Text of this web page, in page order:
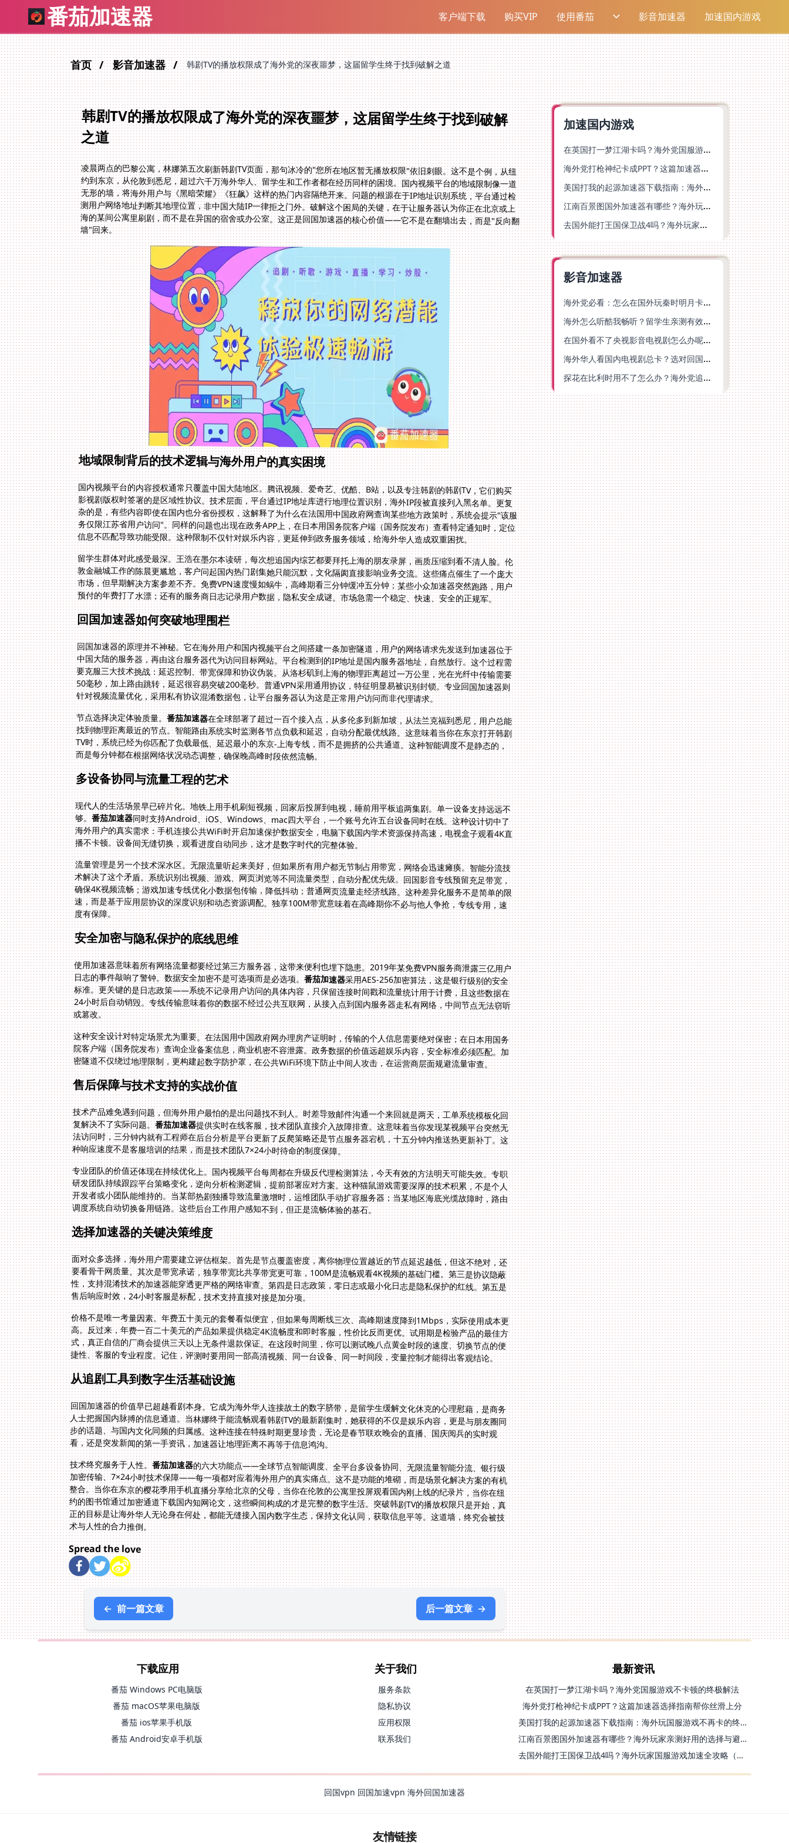
番茄加速器 客户端下载 购买VIP 使用番茄 影音加速器 加速国内游戏
首页 影音加速器 韩剧TV的播放权限成了海外党的深夜噩梦，这届留学生终于找到破解之道
韩剧TV的播放权限成了海外党的深夜噩梦，这届留学生终于找到破解
之道
凌晨两点的巴黎公寓，林娜第五次刷新韩剧TV页面，那句冰冷的"您所在地区暂无播放权限"依旧刺眼。这不是个例，从纽
约到东京，从伦敦到悉尼，超过六千万海外华人、留学生和工作者都在经历同样的困境。国内视频平台的地域限制像一道
无形的墙，将海外用户与《黑暗荣耀》《狂飙》这样的热门内容隔绝开来。问题的根源在于IP地址识别系统，平台通过检
测用户网络地址判断其地理位置，非中国大陆IP一律拒之门外。破解这个困局的关键，在于让服务器认为你正在北京或上
海的某间公寓里刷剧，而不是在异国的宿舍或办公室。这正是回国加速器的核心价值——它不是在翻墙出去，而是"反向翻
墙"回来。
地域限制背后的技术逻辑与海外用户的真实困境
国内视频平台的内容授权通常只覆盖中国大陆地区。腾讯视频、爱奇艺、优酷、B站，以及专注韩剧的韩剧TV，它们购买
影视剧版权时签署的是区域性协议。技术层面，平台通过IP地址库进行地理位置识别，海外IP段被直接列入黑名单。更复
杂的是，有些内容即使在国内也分省份授权，这解释了为什么在法国用中国政府网查询某些地方政策时，系统会提示"该服
务仅限江苏省用户访问"。同样的问题也出现在政务APP上，在日本用国务院客户端（国务院发布）查看特定通知时，定位
信息不匹配导致功能受限。这种限制不仅针对娱乐内容，更延伸到政务服务领域，给海外华人造成双重困扰。
留学生群体对此感受最深。王浩在墨尔本读研，每次想追国内综艺都要拜托上海的朋友录屏，画质压缩到看不清人脸。伦
敦金融城工作的陈晨更尴尬，客户问起国内热门剧集她只能沉默，文化隔阂直接影响业务交流。这些痛点催生了一个庞大
市场，但早期解决方案参差不齐。免费VPN速度慢如蜗牛，高峰期看三分钟缓冲五分钟；某些小众加速器突然跑路，用户
预付的年费打了水漂；还有的服务商日志记录用户数据，隐私安全成谜。市场急需一个稳定、快速、安全的正规军。
回国加速器如何突破地理围栏
回国加速器的原理并不神秘。它在海外用户和国内视频平台之间搭建一条加密隧道，用户的网络请求先发送到加速器位于
中国大陆的服务器，再由这台服务器代为访问目标网站。平台检测到的IP地址是国内服务器地址，自然放行。这个过程需
要克服三大技术挑战：延迟控制、带宽保障和协议伪装。从洛杉矶到上海的物理距离超过一万公里，光在光纤中传输需要
50毫秒，加上路由跳转，延迟很容易突破200毫秒。普通VPN采用通用协议，特征明显易被识别封锁。专业回国加速器则
针对视频流量优化，采用私有协议混淆数据包，让平台服务器认为这是正常用户访问而非代理请求。
节点选择决定体验质量。番茄加速器在全球部署了超过一百个接入点，从多伦多到新加坡，从法兰克福到悉尼，用户总能
找到物理距离最近的节点。智能路由系统实时监测各节点负载和延迟，自动分配最优线路。这意味着当你在东京打开韩剧
TV时，系统已经为你匹配了负载最低、延迟最小的东京-上海专线，而不是拥挤的公共通道。这种智能调度不是静态的，
而是每分钟都在根据网络状况动态调整，确保晚高峰时段依然流畅。
多设备协同与流量工程的艺术
现代人的生活场景早已碎片化。地铁上用手机刷短视频，回家后投屏到电视，睡前用平板追两集剧。单一设备支持远远不
够。番茄加速器同时支持Android、iOS、Windows、mac四大平台，一个账号允许五台设备同时在线。这种设计切中了
海外用户的真实需求：手机连接公共WiFi时开启加速保护数据安全，电脑下载国内学术资源保持高速，电视盒子观看4K直
播不卡顿。设备间无缝切换，观看进度自动同步，这才是数字时代的完整体验。
流量管理是另一个技术深水区。无限流量听起来美好，但如果所有用户都无节制占用带宽，网络会迅速瘫痪。智能分流技
术解决了这个矛盾。系统识别出视频、游戏、网页浏览等不同流量类型，自动分配优先级。回国影音专线预留充足带宽，
确保4K视频流畅；游戏加速专线优化小数据包传输，降低抖动；普通网页流量走经济线路。这种差异化服务不是简单的限
速，而是基于应用层协议的深度识别和动态资源调配。独享100M带宽意味着在高峰期你不必与他人争抢，专线专用，速
度有保障。
安全加密与隐私保护的底线思维
使用加速器意味着所有网络流量都要经过第三方服务器，这带来便利也埋下隐患。2019年某免费VPN服务商泄露三亿用户
日志的事件敲响了警钟。数据安全加密不是可选项而是必选项。番茄加速器采用AES-256加密算法，这是银行级别的安全
标准。更关键的是日志政策——系统不记录用户访问的具体内容，只保留连接时间戳和流量统计用于计费，且这些数据在
24小时后自动销毁。专线传输意味着你的数据不经过公共互联网，从接入点到国内服务器走私有网络，中间节点无法窃听
或篡改。
这种安全设计对特定场景尤为重要。在法国用中国政府网办理房产证明时，传输的个人信息需要绝对保密；在日本用国务
院客户端（国务院发布）查询企业备案信息，商业机密不容泄露。政务数据的价值远超娱乐内容，安全标准必须匹配。加
密隧道不仅绕过地理限制，更构建起数字防护罩，在公共WiFi环境下防止中间人攻击，在运营商层面规避流量审查。
售后保障与技术支持的实战价值
技术产品难免遇到问题，但海外用户最怕的是出问题找不到人。时差导致邮件沟通一个来回就是两天，工单系统模板化回
复解决不了实际问题。番茄加速器提供实时在线客服，技术团队直接介入故障排查。这意味着当你发现某视频平台突然无
法访问时，三分钟内就有工程师在后台分析是平台更新了反爬策略还是节点服务器宕机，十五分钟内推送热更新补丁。这
种响应速度不是客服培训的结果，而是技术团队7×24小时待命的制度保障。
专业团队的价值还体现在持续优化上。国内视频平台每周都在升级反代理检测算法，今天有效的方法明天可能失效。专职
研发团队持续跟踪平台策略变化，逆向分析检测逻辑，提前部署应对方案。这种猫鼠游戏需要深厚的技术积累，不是个人
开发者或小团队能维持的。当某部热剧独播导致流量激增时，运维团队手动扩容服务器；当某地区海底光缆故障时，路由
调度系统自动切换备用链路。这些后台工作用户感知不到，但正是流畅体验的基石。
选择加速器的关键决策维度
面对众多选择，海外用户需要建立评估框架。首先是节点覆盖密度，离你物理位置越近的节点延迟越低，但这不绝对，还
要看骨干网质量。其次是带宽承诺，独享带宽比共享带宽更可靠，100M是流畅观看4K视频的基础门槛。第三是协议隐蔽
性，支持混淆技术的加速器能穿透更严格的网络审查。第四是日志政策，零日志或最小化日志是隐私保护的红线。第五是
售后响应时效，24小时客服是标配，技术支持直接对接是加分项。
价格不是唯一考量因素。年费五十美元的套餐看似便宜，但如果每周断线三次、高峰期速度降到1Mbps，实际使用成本更
高。反过来，年费一百二十美元的产品如果提供稳定4K流畅度和即时客服，性价比反而更优。试用期是检验产品的最佳方
式，真正自信的厂商会提供三天以上无条件退款保证。在这段时间里，你可以测试晚八点黄金时段的速度、切换节点的便
捷性、客服的专业程度。记住，评测时要用同一部高清视频、同一台设备、同一时间段，变量控制才能得出客观结论。
从追剧工具到数字生活基础设施
回国加速器的价值早已超越看剧本身。它成为海外华人连接故土的数字脐带，是留学生缓解文化休克的心理慰藉，是商务
人士把握国内脉搏的信息通道。当林娜终于能流畅观看韩剧TV的最新剧集时，她获得的不仅是娱乐内容，更是与朋友圈同
步的话题、与国内文化同频的归属感。这种连接在特殊时期更显珍贵，无论是春节联欢晚会的直播、国庆阅兵的实时观
看，还是突发新闻的第一手资讯，加速器让地理距离不再等于信息鸿沟。
技术终究服务于人性。番茄加速器的六大功能点——全球节点智能调度、全平台多设备协同、无限流量智能分流、银行级
加密传输、7×24小时技术保障——每一项都对应着海外用户的真实痛点。这不是功能的堆砌，而是场景化解决方案的有机
整合。当你在东京的樱花季用手机直播分享给北京的父母，当你在伦敦的公寓里投屏观看国内刚上线的纪录片，当你在纽
约的图书馆通过加密通道下载国内知网论文，这些瞬间构成的才是完整的数字生活。突破韩剧TV的播放权限只是开始，真
正的目标是让海外华人无论身在何处，都能无缝接入国内数字生态，保持文化认同，获取信息平等。这道墙，终究会被技
术与人性的合力推倒。
Spread the love
← 前一篇文章 后一篇文章 →
加速国内游戏
在英国打一梦江湖卡吗？海外党国服游戏不卡顿的终极解法
海外党打枪神纪卡成PPT？这篇加速器选择指南帮你丝滑上分
美国打我的起源加速器下载指南：海外玩国服游戏不再卡的终极方案
江南百景图国外加速器有哪些？海外玩家亲测好用的选择与避坑指南
去国外能打王国保卫战4吗？海外玩家国服游戏加速全攻略（附公主连结幻想江湖实测）
影音加速器
海外党必看：怎么在国外玩秦时明月卡牌版？附豆瓣EZCast地区限制破解法
海外怎么听酷我畅听？留学生亲测有效的华语内容解锁指南
在国外看不了央视影音电视剧怎么办呢？海外党亲测有效的回国加速方案
海外华人看国内电视剧总卡？选对回国加速器，还能解决菲律宾打不开反诈中心的问题
探花在比利时用不了怎么办？海外党追剧办事全攻略，选对加速器就够了
下载应用
番茄 Windows PC电脑版
番茄 macOS苹果电脑版
番茄 ios苹果手机版
番茄 Android安卓手机版
关于我们
服务条款
隐私协议
应用权限
联系我们
最新资讯
在英国打一梦江湖卡吗？海外党国服游戏不卡顿的终极解法
海外党打枪神纪卡成PPT？这篇加速器选择指南帮你丝滑上分
美国打我的起源加速器下载指南：海外玩国服游戏不再卡的终极方案
江南百景图国外加速器有哪些？海外玩家亲测好用的选择与避坑指南
去国外能打王国保卫战4吗？海外玩家国服游戏加速全攻略（附公主连结幻想江湖实测）
回国vpn 回国加速vpn 海外回国加速器
友情链接